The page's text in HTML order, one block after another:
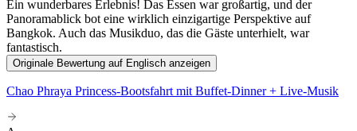
Ein wunderbares Erlebnis! Das Essen war großartig, und der
Panoramablick bot eine wirklich einzigartige Perspektive auf
Bangkok. Auch das Musikduo, das die Gäste unterhielt, war
fantastisch.
Originale Bewertung auf Englisch anzeigen
Chao Phraya Princess-Bootsfahrt mit Buffet-Dinner + Live-Musik